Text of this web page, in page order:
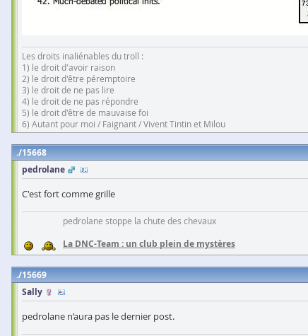
Les droits inaliénables du troll :
1) le droit d'avoir raison
2) le droit d'être péremptoire
3) le droit de ne pas lire
4) le droit de ne pas répondre
5) le droit d'être de mauvaise foi
6) Autant pour moi / Faignant / Vivent Tintin et Milou
15668
pedrolane
C'est fort comme grille
pedrolane stoppe la chute des chevaux
La DNC-Team : un club plein de mystères
15669
Sally
pedrolane n’aura pas le dernier post.